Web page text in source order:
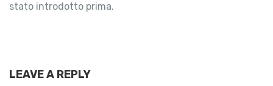
stato introdotto prima.
LEAVE A REPLY